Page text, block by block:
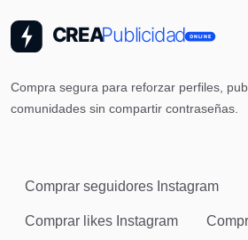
Compra segura para reforzar perfiles,
comunidades sin compartir contraseñas.
Comprar seguidores Instagram
Comprar likes Instagram